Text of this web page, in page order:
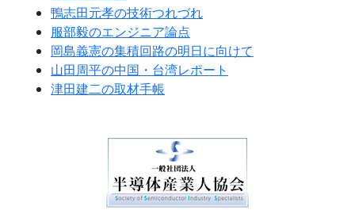
鴨志田元孝の技術つれづれ
服部毅のエンジニア論点
岡島義憲の集積回路の明日に向けて
山田周平の中国・台湾レポート
津田建二の取材手帳